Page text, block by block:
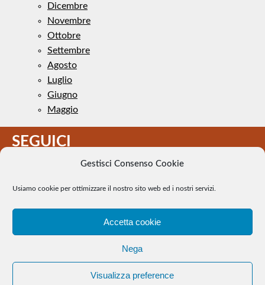
Gestisci Consenso Cookie
Usiamo cookie per ottimizzare il nostro sito web ed i nostri servizi.
Accetta cookie
Nega
Visualizza preference
Dicembre
Novembre
Ottobre
Settembre
Agosto
Luglio
Giugno
Maggio
SEGUICI
pubblico dominio. Se il loro uso costituisce una violazione dei